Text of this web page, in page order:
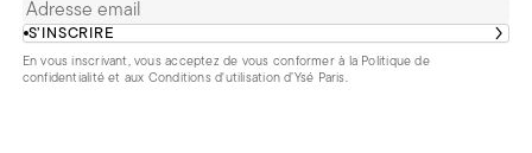
S’INSCRIRE
En vous inscrivant, vous acceptez de vous conformer à la Politique de
confidentialitéet aux Conditions d'utilisation d’Ysé Paris.